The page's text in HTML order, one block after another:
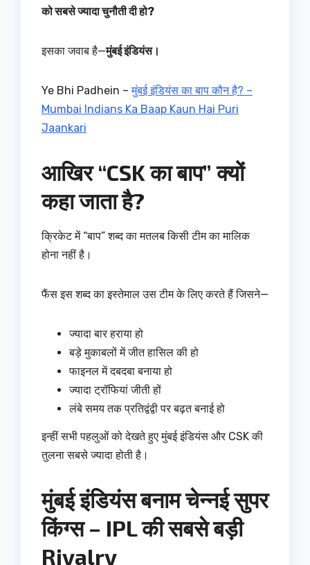
को सबसे ज्यादा चुनौती दी हो?
इसका जवाब है—मुंबई इंडियंस।
Ye Bhi Padhein –मुंबई इंडियंस का बाप कौन है? –
Mumbai Indians Ka Baap Kaun Hai Puri
Jaankari
आखिर “CSK का बाप” क्यों
कहा जाता है?
क्रिकेट में “बाप” शब्द का मतलब किसी टीम का मालिक
होना नहीं है।
फैंस इस शब्द का इस्तेमाल उस टीम के लिए करते हैं जिसने—
ज्यादा बार हराया हो
बड़े मुकाबलों में जीत हासिल की हो
फाइनल में दबदबा बनाया हो
ज्यादा ट्रॉफियां जीती हों
लंबे समय तक प्रतिद्वंद्वी पर बढ़त बनाई हो
इन्हीं सभी पहलुओं को देखते हुए मुंबई इंडियंस और CSK की
तुलना सबसे ज्यादा होती है।
मुंबई इंडियंस बनाम चेन्नई सुपर
किंग्स – IPL की सबसे बड़ी
Rivalry